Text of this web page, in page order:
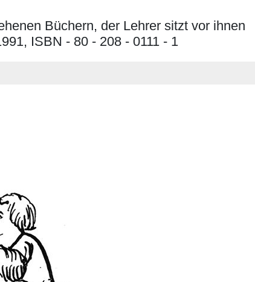
Büchern, der Lehrer sitzt vor ihnen
ISBN - 80 - 208 - 0111 - 1